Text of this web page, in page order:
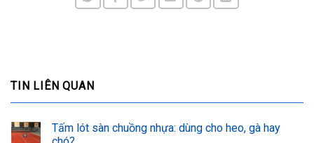
TIN LIÊN QUAN
Tấm lót sàn chuồng nhựa: dùng cho heo, gà hay